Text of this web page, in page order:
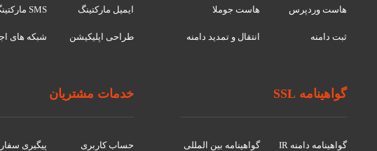
هاست وردپرس هاست جوملا
ثبت دامنه انتقال و تمدید دامنه
گواهینامه SSL
گواهينامه دامنه IR گواهينامه بین المللی
ایمیل مارکتینگ SMS مارکتینگ
طراحی اپلیکیشن شبکه های
خدمات مشتریان
حساب کاربری پیگیری